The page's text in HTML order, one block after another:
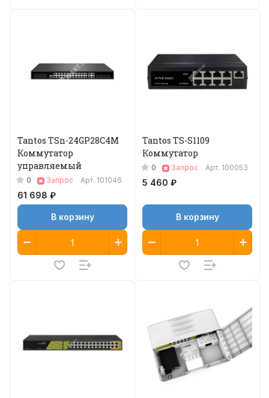
Tantos TSn-24GP28C4M
Коммутатор
управляемый
0 Запрос Арт. 101046
61 698 ₽
В корзину
Tantos TS-S1109
Коммутатор
0 Запрос Арт. 100053
5 460 ₽
В корзину